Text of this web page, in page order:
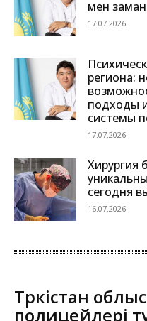
мен
17.07.2026
региона:
подходы
системы
17.07.2026
Хирургия
сегодня
16.07.2026